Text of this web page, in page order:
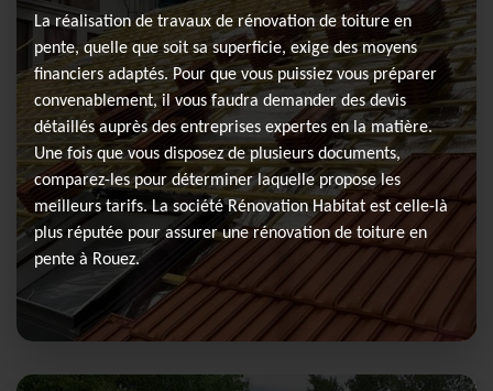
La réalisation de travaux de rénovation de toiture en
pente, quelle que soit sa superficie, exige des moyens
financiers adaptés. Pour que vous puissiez vous préparer
convenablement, il vous faudra demander des devis
détaillés auprès des entreprises expertes en la matière.
Une fois que vous disposez de plusieurs documents,
comparez-les pour déterminer laquelle propose les
meilleurs tarifs. La société Rénovation Habitat est celle-là
plus réputée pour assurer une rénovation de toiture en
pente à Rouez.